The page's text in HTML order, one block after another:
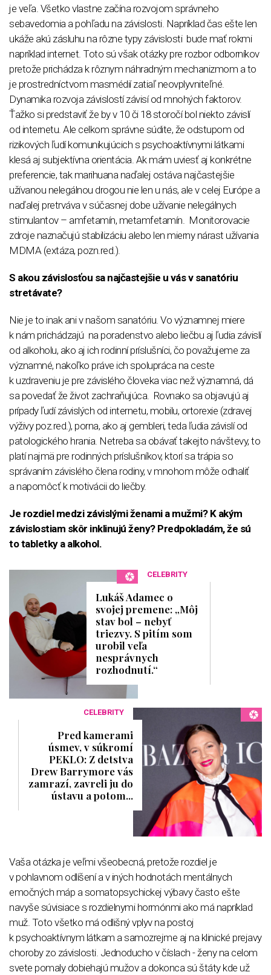
je veľa. Všetko vlastne začína rozvojom správneho
sebavedomia a pohľadu na závislosti. Napríklad čas ešte len
ukáže akú zásluhu na rôzne typy závislosti bude mať rokmi
napríklad internet. Toto sú však otázky pre rozbor odborníkov
pretože prichádza k rôznym náhradným mechanizmom a to
je prostredníctvom masmédií zatiaľ neovplyvniteľné.
Dynamika rozvoja závislostí závisí od mnohých faktorov.
Ťažko si predstaviť že by v 10 či 18 storočí bol niekto závislí
od internetu. Ale celkom správne súdite, že odstupom od
rizikových ľudí komunikujúcich s psychoaktívnymi látkami
klesá aj subjektívna orientácia. Ak mám uviesť aj konkrétne
preferencie, tak marihuana naďalej ostáva najčastejšie
užívanou nelegálnou drogou nie len u nás, ale v celej Európe a
naďalej pretrváva v súčasnej dobe užívanie nelegálnych
stimulantov – amfetamín, metamfetamín. Monitorovacie
zdroje naznačujú stabilizáciu alebo len mierny nárast užívania
MDMA (extáza, pozn.red.).
S akou závislosťou sa najčastejšie u vás v sanatóriu
stretávate?
Nie je to inak ani v našom sanatóriu. Vo významnej miere
k nám prichádzajú na poradenstvo alebo liečbu aj ľudia závislí
od alkoholu, ako aj ich rodinní príslušníci, čo považujeme za
významné, nakoľko práve ich spolupráca na ceste
k uzdraveniu je pre závislého človeka viac než významná, dá
sa povedať že život zachraňujúca. Rovnako sa objavujú aj
prípady ľudí závislých od internetu, mobilu, ortorexie (zdravej
výživy poz.red.), porna, ako aj gembleri, teda ľudia závislí od
patologického hrania. Netreba sa obávať takejto návštevy, to
platí najmä pre rodinných príslušníkov, ktorí sa trápia so
správaním závislého člena rodiny, v mnohom môže odhaliť
a napomôcť k motivácii do liečby.
Je rozdiel medzi závislými ženami a mužmi? K akým
závislostiam skôr inklinujú ženy? Predpokladám, že sú
to tabletky a alkohol.
CELEBRITY
Lukáš Adamec o
svojej premene: „Môj
stav bol – nebyť
triezvy. S pitím som
urobil veľa
nesprávnych
rozhodnutí.“
CELEBRITY
Pred kamerami
úsmev, v súkromí
PEKLO: Z detstva
Drew Barrymore vás
zamrazí, zavreli ju do
ústavu a potom...
Vaša otázka je veľmi všeobecná, pretože rozdiel je
v pohlavnom odlíšení a v iných hodnotách mentálnych
emočných máp a somatopsychickej výbavy často ešte
navyše súvisiace s rozdielnymi hormónmi ako má napríklad
muž. Toto všetko má odlišný vplyv na postoj
k psychoaktívnym látkam a samozrejme aj na klinické prejavy
choroby zo závislosti. Jednoducho v číslach - ženy na celom
svete pomaly dobiehajú mužov a dokonca sú štáty kde už